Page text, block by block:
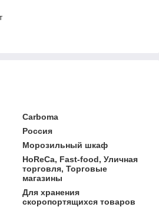
Carboma
Россия
Морозильный шкаф
HoReCa, Fast-food, Уличная
торговля, Торговые
магазины
Для хранения
скоропортящихся товаров